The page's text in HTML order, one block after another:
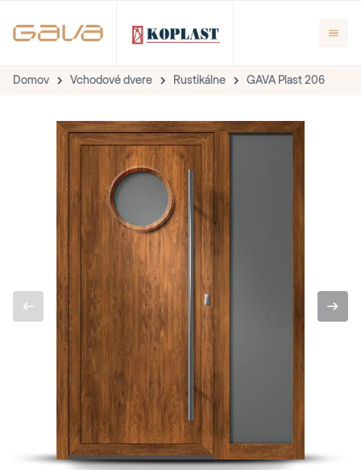
Domov Vchodové dvere Rustikálne GAVA Plast 206